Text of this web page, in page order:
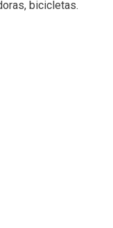
bicicletas.